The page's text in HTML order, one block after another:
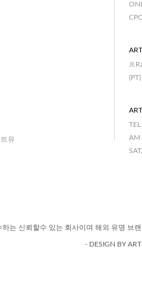
유
AM
는 신뢰할수 있는 회사이며 해외 유명 브
- DESIGN BY